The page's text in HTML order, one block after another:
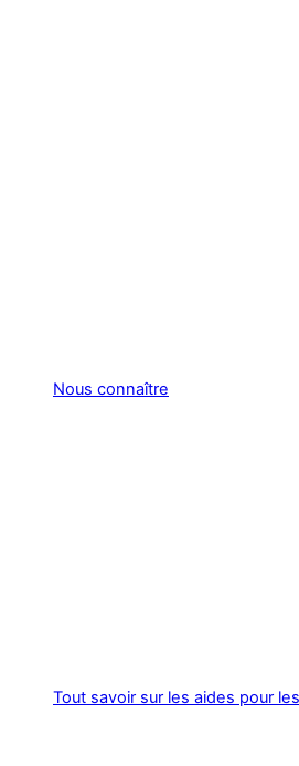
Nous connaître
Tout savoir sur les aides pour